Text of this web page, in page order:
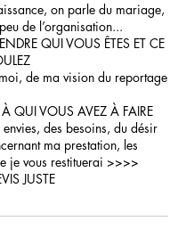
on parle du mariage,
de l’organisation...
QUI VOUS ÊTES ET CE
de ma vision du reportage
QUI VOUS AVEZ À FAIRE
des besoins, du désir
ma prestation, les
je vous restituerai >>>>
JUSTE